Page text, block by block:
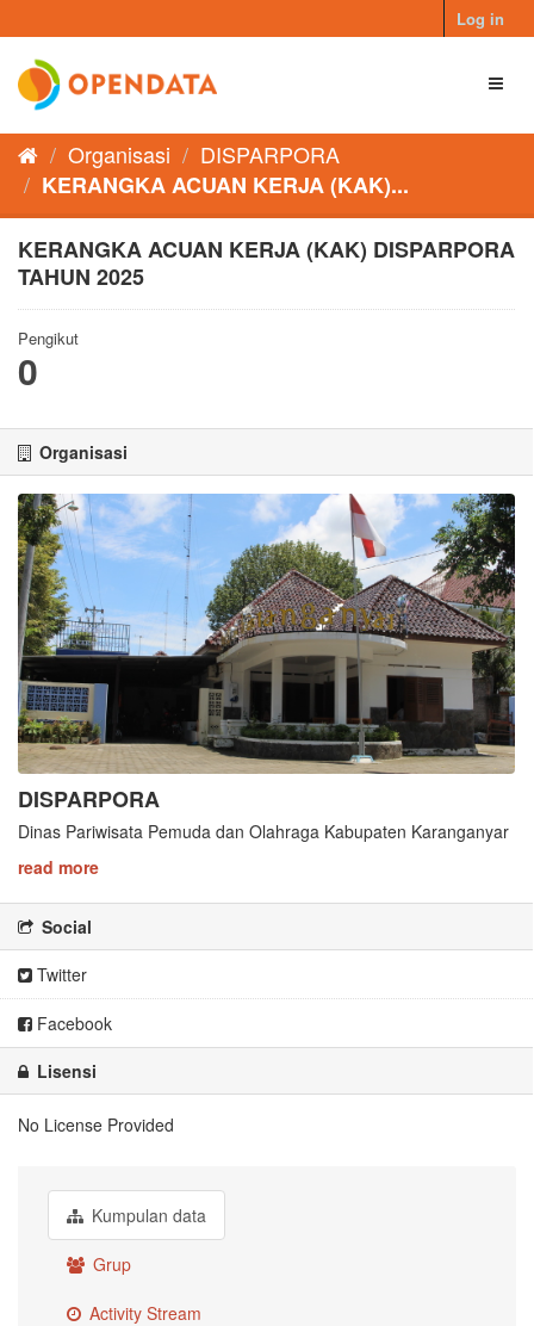
to
content
Log in
Organisasi
DISPARPORA
KERANGKA ACUAN KERJA (KAK)...
KERANGKA ACUAN KERJA (KAK) DISPARPORA
TAHUN 2025
Pengikut
0
Organisasi
DISPARPORA
Dinas Pariwisata Pemuda dan Olahraga Kabupaten Karanganyar
read more
Social
Twitter
Facebook
Lisensi
No License Provided
Kumpulan data
Grup
Activity Stream